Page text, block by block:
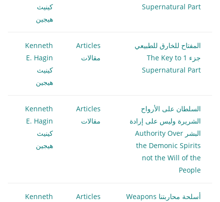
Supernatural Part
كينيث
هيجين
المفتاح للخارق للطبيعي
جزء 1 The Key to
Supernatural Part
Articles
مقالات
Kenneth
E. Hagin
كينيث
هيجين
السلطان على الأرواح
الشريرة وليس على إرادة
البشر Authority Over
the Demonic Spirits
not the Will of the
People
Articles
مقالات
Kenneth
E. Hagin
كينيث
هيجين
أسلحة محاربتنا Weapons
Articles
Kenneth